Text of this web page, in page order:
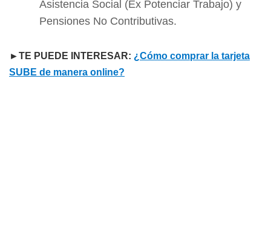
Asistencia Social (Ex Potenciar Trabajo) y
Pensiones No Contributivas.
►TE PUEDE INTERESAR: ¿Cómo comprar la tarjeta
SUBE de manera online?